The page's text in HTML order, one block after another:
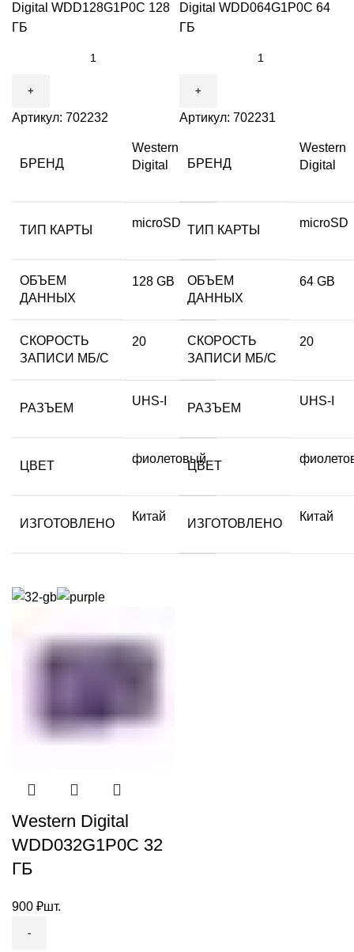
Digital WDD128G1P0C 128
ГБ
Артикул: 702232
БРЕНД
Western
Digital
ТИП КАРТЫ
microSD
ОБЪЕМ
ДАННЫХ
128 GB
СКОРОСТЬ
ЗАПИСИ МБ/С
20
РАЗЪЕМ
UHS-I
ЦВЕТ
фиолетовый
ИЗГОТОВЛЕНО
Китай
Digital WDD064G1P0C 64
ГБ
Артикул: 702231
БРЕНД
Western
Digital
ТИП КАРТЫ
microSD
ОБЪЕМ
ДАННЫХ
64 GB
СКОРОСТЬ
ЗАПИСИ МБ/С
20
РАЗЪЕМ
UHS-I
ЦВЕТ
ИЗГОТОВЛЕНО
Китай
Western Digital
WDD032G1P0C 32
ГБ
900 ₽шт.